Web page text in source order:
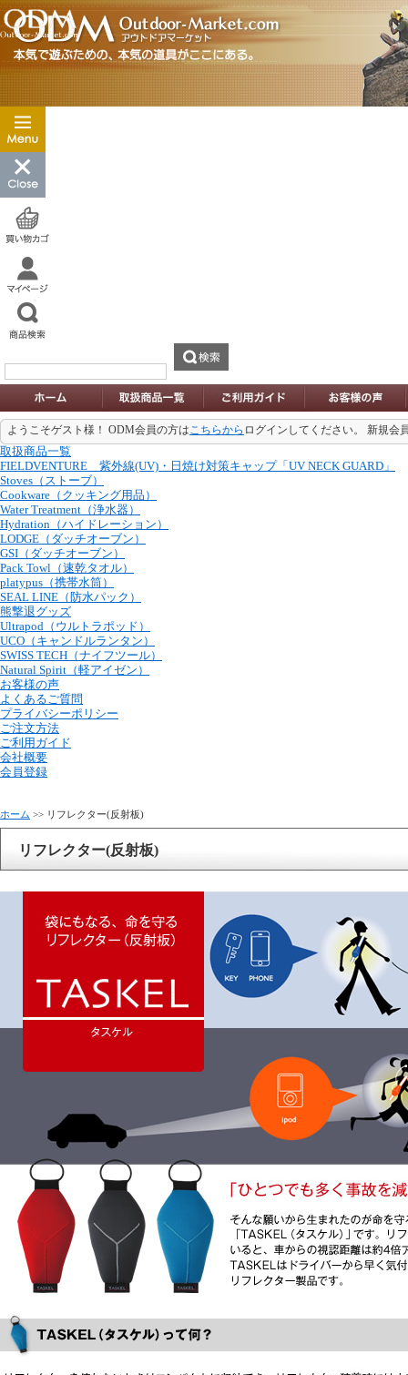
ようこそゲスト様！ ODM会員の方はこちらから ログインしてください。 新規会
取扱商品一覧
FIELDVENTURE 紫外線(UV)・日焼け対策キャップ「UV NECK GUARD」
Stoves（ストーブ）
Cookware（クッキング用品）
Water Treatment（浄水器）
Hydration（ハイドレーション）
LODGE（ダッチオーブン）
GSI（ダッチオーブン）
Pack Towl（速乾タオル）
platypus（携帯水筒）
SEAL LINE（防水パック）
熊撃退グッズ
Ultrapod（ウルトラポッド）
UCO（キャンドルランタン）
SWISS TECH（ナイフツール）
Natural Spirit（軽アイゼン）
お客様の声
よくあるご質問
プライバシーポリシー
ご注文方法
ご利用ガイド
会社概要
会員登録
ホーム >> リフレクター(反射板)
リフレクター(反射板)